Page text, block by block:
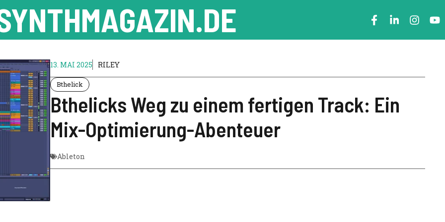
13. MAI 2025 RILEY
Bthelick
Bthelicks Weg zu einem fertigen Track: Ein
Mix-Optimierung-Abenteuer
Ableton